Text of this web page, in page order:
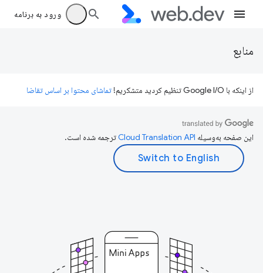
ورود به برنامه
منابع
از اینکه با Google I/O تنظیم کردید متشکریم! تماشای محتوا بر اساس تقاضا
این صفحه به‌وسیله ترجمه شده است.